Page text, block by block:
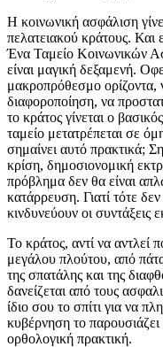
Η κοινωνική ασφάλιση
πελατειακού κράτους.
Ένα Ταμείο Κοινωνικών
είναι μαγική δεξαμενή.
μακροπρόθεσμο ορίζοντα,
διαφοροποίηση, να
το κράτος γίνεται ο
ταμείο μετατρέπεται σε
σημαίνει αυτό πρακτικά;
κρίση, δημοσιονομική
πρόβλημα δεν θα είναι
κατάρρευση. Γιατί τότε
κινδυνεύουν οι
Το κράτος, αντί να αντλεί
μεγάλου πλούτου, από
της σπατάλης και της
δανείζεται από τους
ίδιο σου το σπίτι για να
κυβέρνηση το
ορθολογική πρακτική.